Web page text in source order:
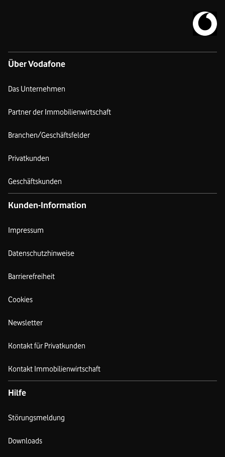
Zur
Über Vodafone
Das Unternehmen
Partner der Immobilienwirtschaft
Branchen/Geschäftsfelder
Privatkunden
Geschäftskunden
Kunden-Information
Impressum
Datenschutzhinweise
Barrierefreiheit
Cookies
Newsletter
Kontakt für Privatkunden
Kontakt Immobilienwirtschaft
Hilfe
Störungsmeldung
Downloads